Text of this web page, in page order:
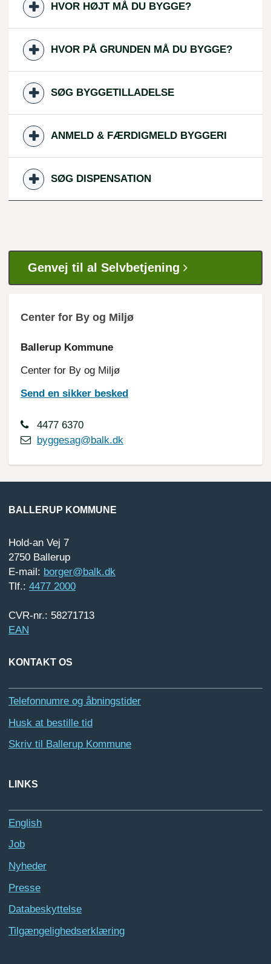
HVOR HØJT MÅ DU BYGGE?
HVOR PÅ GRUNDEN MÅ DU BYGGE?
SØG BYGGETILLADELSE
ANMELD & FÆRDIGMELD BYGGERI
SØG DISPENSATION
Genvej til al Selvbetjening
Center for By og Miljø
Ballerup Kommune
Center for By og Miljø
Send en sikker besked
4477 6370
byggesag@balk.dk
BALLERUP KOMMUNE
Hold-an Vej 7
2750 Ballerup
E-mail: borger@balk.dk
Tlf.: 4477 2000
CVR-nr.: 58271713
EAN
KONTAKT OS
Telefonnumre og åbningstider
Husk at bestille tid
Skriv til Ballerup Kommune
LINKS
English
Job
Nyheder
Presse
Databeskyttelse
Tilgængelighedserklæring